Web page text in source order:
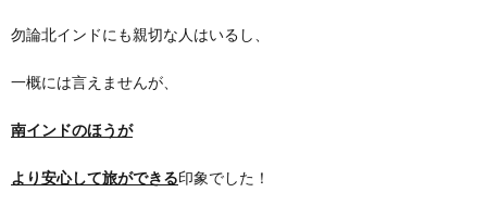
勿論北インドにも親切な人はいるし、
一概には言えませんが、
南インドのほうが
より安心して旅ができる印象でした！